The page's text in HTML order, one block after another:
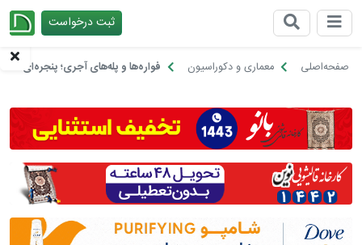
ثبت درخواست
صفحه‌اصلی معماری و دکوراسیون فواره‌ها و پله‌های آجری؛ پنجره‌ای که